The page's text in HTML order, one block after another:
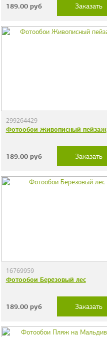
189.00руб Заказать
299264429
Фотообои Живописный пейзаж
189.00руб Заказать
16769959
Фотообои Берёзовый лес
189.00руб Заказать